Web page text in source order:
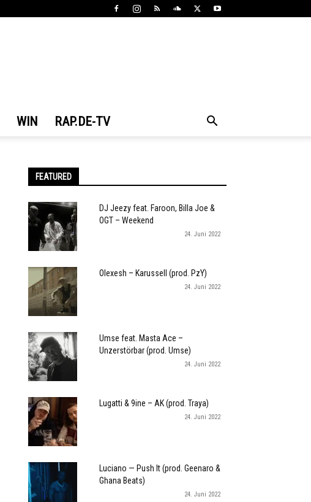
WIN RAP.DE-TV
FEATURED
DJ Jeezy feat. Faroon, Billa Joe &
OGT – Weekend
24. Juni 2022
Olexesh – Karussell (prod. PzY)
24. Juni 2022
Umse feat. Masta Ace –
Unzerstörbar (prod. Umse)
24. Juni 2022
Lugatti & 9ine – AK (prod. Traya)
24. Juni 2022
Luciano — Push It (prod. Geenaro &
Ghana Beats)
24. Juni 2022